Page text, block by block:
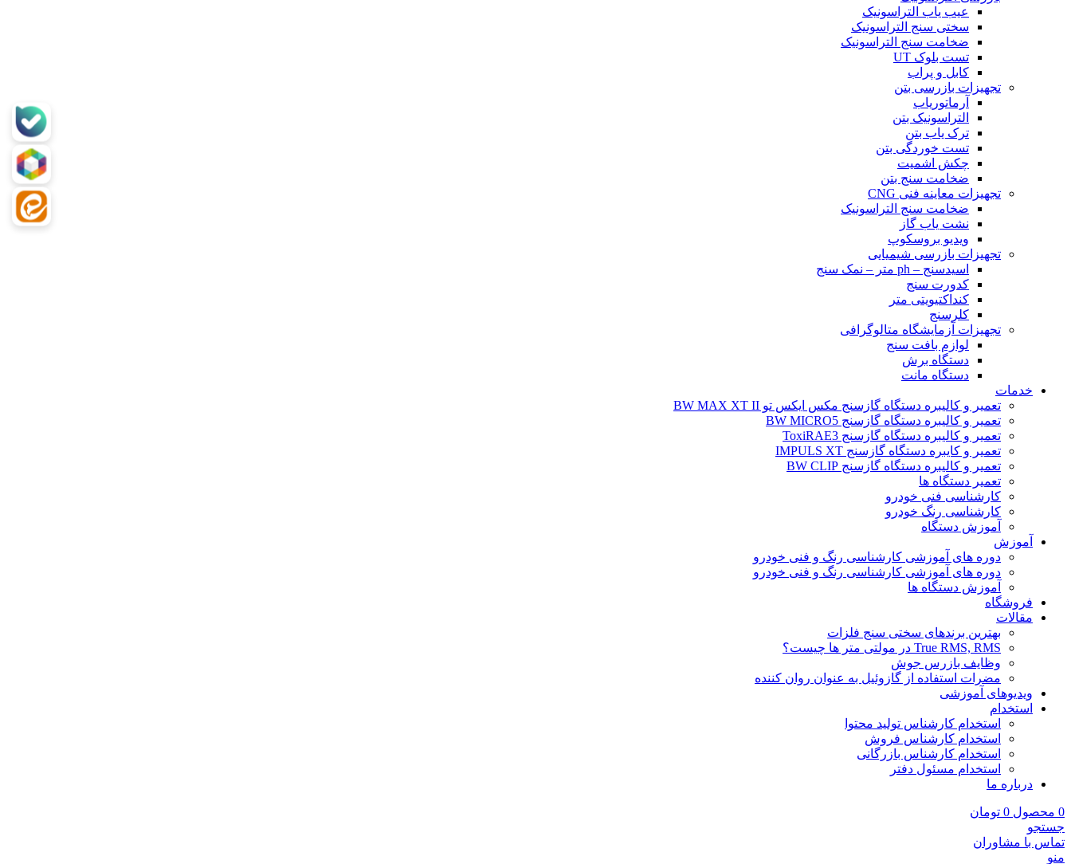
عیب یاب التراسونیک
سختی سنج التراسونیک
ضخامت سنج التراسونیک
تست بلوک UT
کابل و پراب
تجهیزات بازرسی بتن
آرماتوریاب
التراسونیک بتن
ترک یاب بتن
تست خوردگی بتن
چکش اشمیت
ضخامت سنج بتن
تجهیزات معاینه فنی CNG
ضخامت سنج التراسونیک
نشت یاب گاز
ویدیو بروسکوپ
تجهیزات بازرسی شیمیایی
اسیدسنج – ph متر – نمک سنج
کدورت سنج
کنداکتیویتی متر
کلرسنج
تجهیزات آزمایشگاه متالوگرافی
لوازم بافت سنج
دستگاه برش
دستگاه مانت
خدمات
تعمیر و کالیبره دستگاه گازسنج مکس ایکس تو BW MAX XT II
تعمیر و کالیبره دستگاه گازسنج BW MICRO5
تعمیر و کالیبره دستگاه گازسنج ToxiRAE3
تعمیر و کایبره دستگاه گازسنج IMPULS XT
تعمیر و کالیبره دستگاه گازسنج BW CLIP
تعمیر دستگاه ها
کارشناسی فنی خودرو
کارشناسی رنگ خودرو
آموزش دستگاه
آموزش
دوره های آموزشی کارشناسی رنگ و فنی خودرو
دوره های آموزشی کارشناسی رنگ و فنی خودرو
آموزش دستگاه ها
فروشگاه
مقالات
بهترین برندهای سختی سنج فلزات
True RMS, RMS در مولتی متر ها چیست؟
وظایف بازرس جوش
مضرات استفاده از گازوئیل به عنوان روان کننده
ویدیوهای آموزشی
استخدام
استخدام کارشناس تولید محتوا
استخدام کارشناس فروش
استخدام کارشناس بازرگانی
استخدام مسئول دفتر
درباره ما
0 محصول 0 تومان
جستجو
تماس با مشاوران
منو